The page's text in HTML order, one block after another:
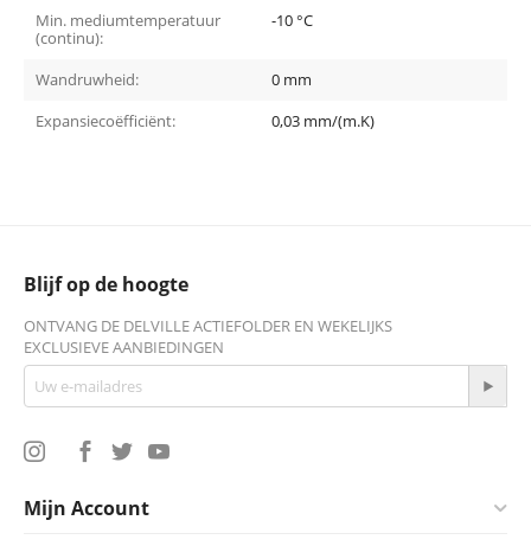
Min. mediumtemperatuur
(continu):
-10 °C
Wandruwheid:
0 mm
Expansiecoëfficiënt:
0,03 mm/(m.K)
Blijf op de hoogte
ONTVANG DE DELVILLE ACTIEFOLDER EN WEKELIJKS
EXCLUSIEVE AANBIEDINGEN
Mijn Account